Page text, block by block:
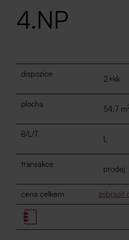
4.NP
dispozice
2+kk
plocha
54.7 m
B/L/T
L
transakce
prodej
cena celkem zobrazit